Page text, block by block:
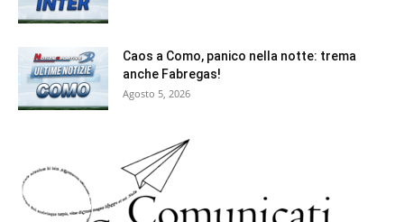
Caos a Como, panico nella notte: trema
anche Fabregas!
Agosto 5, 2026